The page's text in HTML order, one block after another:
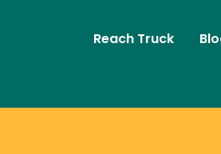
Reach Truck